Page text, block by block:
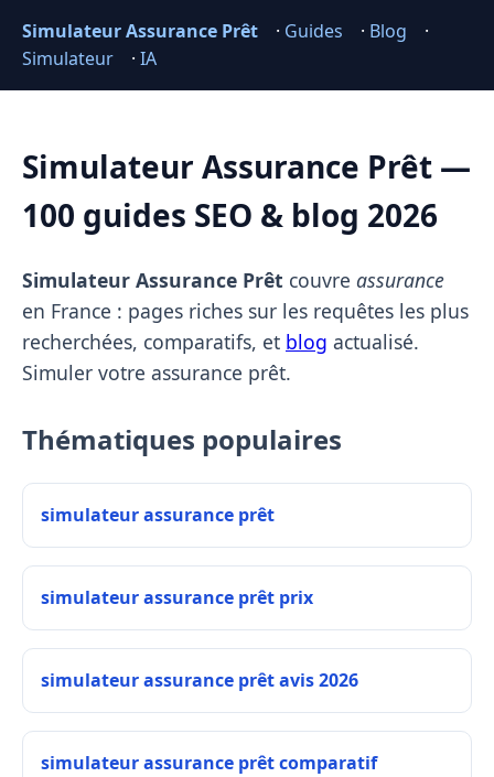
Simulateur Assurance Prêt · Guides · Blog
·
Simulateur
· IA
Simulateur Assurance Prêt —
100 guides SEO & blog 2026
Simulateur Assurance Prêt couvre assurance
en France : pages riches sur les requêtes les plus
recherchées, comparatifs, et blog actualisé.
Simuler votre assurance prêt.
Thématiques populaires
simulateur assurance prêt
simulateur assurance prêt prix
simulateur assurance prêt avis 2026
simulateur assurance prêt comparatif